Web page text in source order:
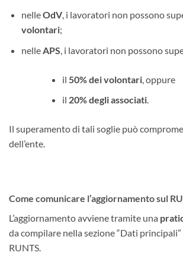
nelleOdV, i lavoratori non possono
volontari;
nelle APS , i lavoratori non possono
il 50% dei volontari, oppure
il 20% degli associati.
Il superamento di tali soglie può
dell’ente.
Come comunicare l’aggiornamento sul
L’aggiornamento avviene tramite una
da compilare nella sezione “Dati
RUNTS.